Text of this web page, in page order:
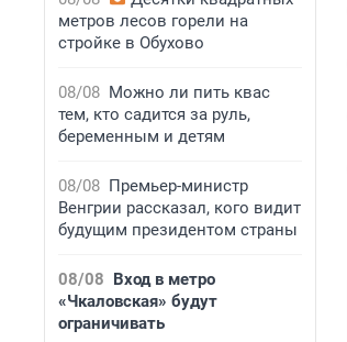
метров лесов горели на
стройке в Обухово
08/08 Можно ли пить квас
тем, кто садится за руль,
беременным и детям
08/08 Премьер-министр
Венгрии рассказал, кого видит
будущим президентом страны
08/08 Вход в метро
«Чкаловская» будут
ограничивать